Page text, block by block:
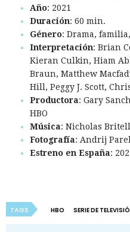
Año: 2021
Duración: 60 min.
Género: Drama,
Interpretación: Brian
Kieran Culkin, Hiam
Braun, Matthew
Hill, Peggy J. Scott,
Productora: Gary
HBO
Música: Nicholas Britell
Fotografía: Andrij
Estreno en España:
TAGS HBO SERIE DE